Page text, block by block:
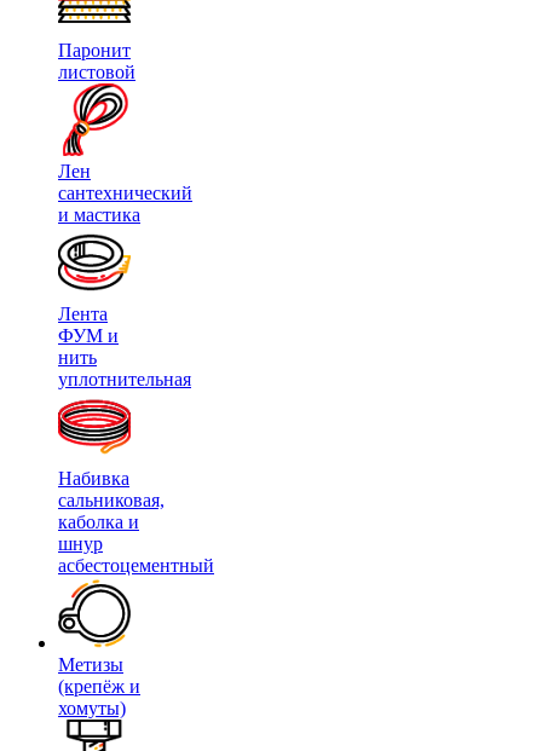
Паронит
листовой
Лен
сантехнический
и мастика
Лента
ФУМ и
нить
уплотнительная
Набивка
сальниковая,
каболка и
шнур
асбестоцементный
Метизы
(крепёж и
хомуты)